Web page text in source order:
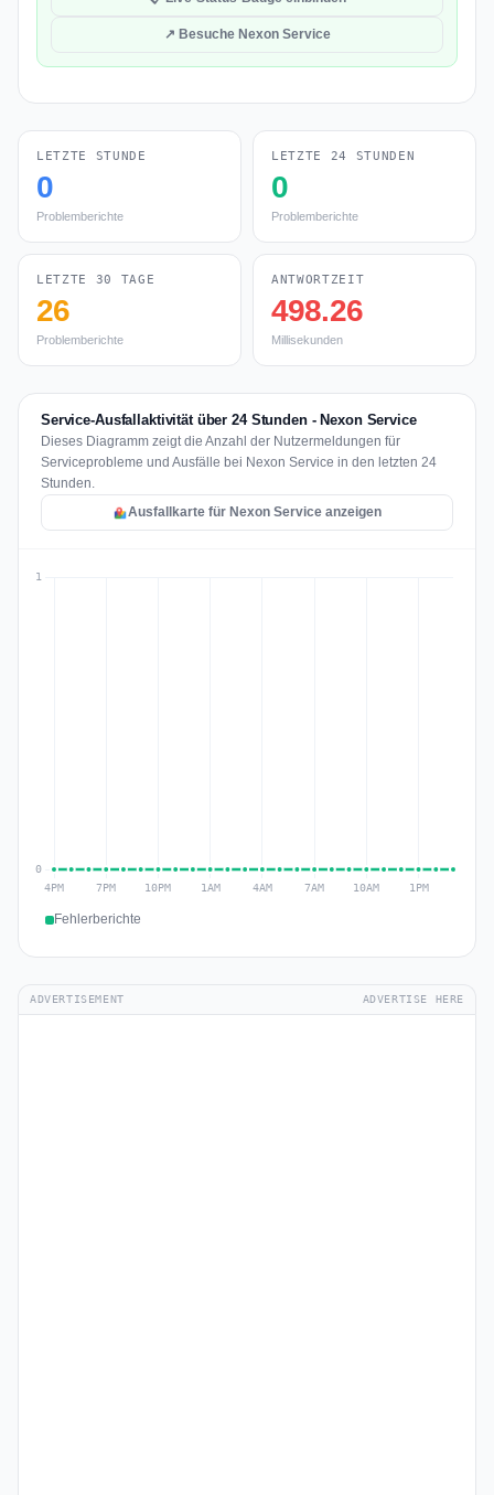
↗ Besuche Nexon Service
LETZTE STUNDE
0
Problemberichte
LETZTE 24 STUNDEN
0
Problemberichte
LETZTE 30 TAGE
26
Problemberichte
ANTWORTZEIT
498.26
Millisekunden
Service-Ausfallaktivität über 24 Stunden - Nexon Service
Dieses Diagramm zeigt die Anzahl der Nutzermeldungen für
Serviceprobleme und Ausfälle bei Nexon Service in den letzten 24
Stunden.
Ausfallkarte für Nexon Service anzeigen
Fehlerberichte
ADVERTISEMENT ADVERTISE HERE